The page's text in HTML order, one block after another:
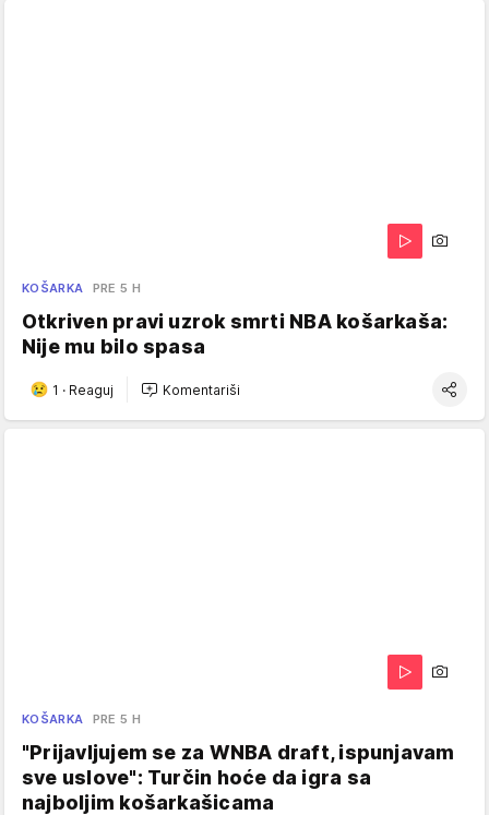
KOŠARKA PRE 5 H
Otkriven pravi uzrok smrti NBA košarkaša:
Nije mu bilo spasa
1 · Reaguj Komentariši
KOŠARKA PRE 5 H
"Prijavljujem se za WNBA draft, ispunjavam
sve uslove": Turčin hoće da igra sa
najboljim košarkašicama